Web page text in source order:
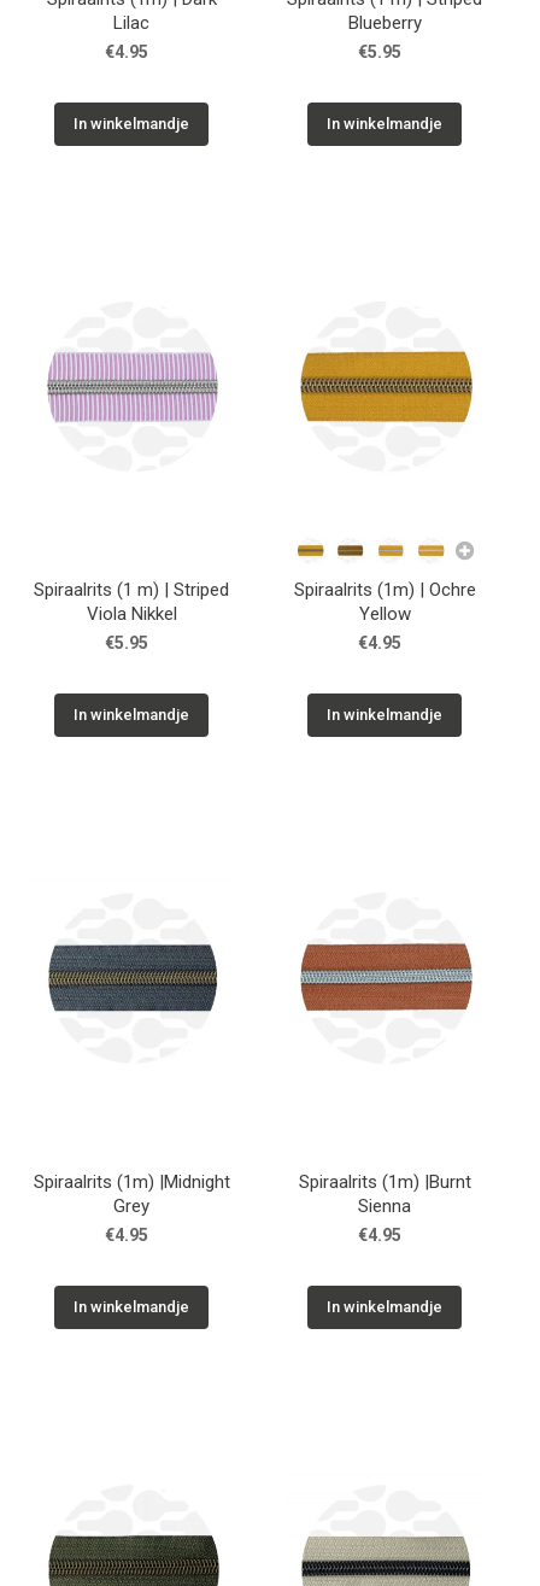
Lilac
€4.95
In winkelmandje
Blueberry
€5.95
In winkelmandje
Spiraalrits (1 m) | Striped
Viola Nikkel
€5.95
In winkelmandje
Spiraalrits (1m) | Ochre
Yellow
€4.95
In winkelmandje
Spiraalrits (1m) |Midnight
Grey
€4.95
In winkelmandje
Spiraalrits (1m) |Burnt
Sienna
€4.95
In winkelmandje